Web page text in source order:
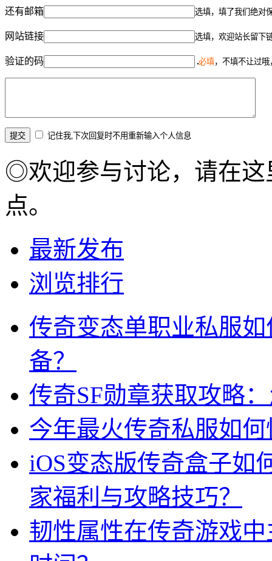
还有邮箱 选填，填了我们绝对
网站链接 选填，欢迎站长留下
验证的码 必填，不填不让过
记住我,下次回复时不用重新输入个人信息
◎欢迎参与讨论，请在这
点。
最新发布
浏览排行
传奇变态单职业私服
备？
传奇SF勋章获取攻略
今年最火传奇私服如
iOS变态版传奇盒子如
家福利与攻略技巧？
韧性属性在传奇游戏